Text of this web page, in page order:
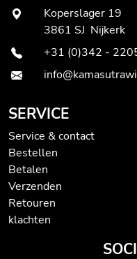
Koperslager 19
3861 SJ Nijkerk
+31 (0)342 -
SERVICE
Service & contact
Bestellen
Betalen
Verzenden
Retouren
klachten